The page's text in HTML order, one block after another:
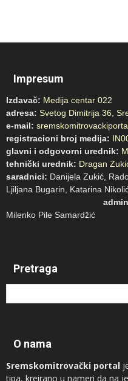
Impresum
Izdavač: Medija centar 022
adresa: Svetog Dimitrija 36,
e-mail:
registracioni broj medija:
glavni i odgovorni urednik:
tehnički urednik: Dragan
saradnici: Danijela Zukić,
Ljiljana
Milenko Pile Samardžić
Pretraga
O nama
Sremskomitrovački portal
tipa, kreirano u nameri da na